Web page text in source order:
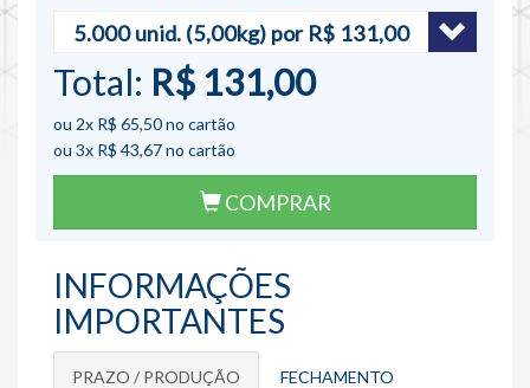
Total: R$ 131,00
ou 2x R$ 65,50no cartão
ou 3x R$ 43,67no cartão
COMPRAR
INFORMAÇÕES
IMPORTANTES
PRAZO / PRODUÇÃO FECHAMENTO